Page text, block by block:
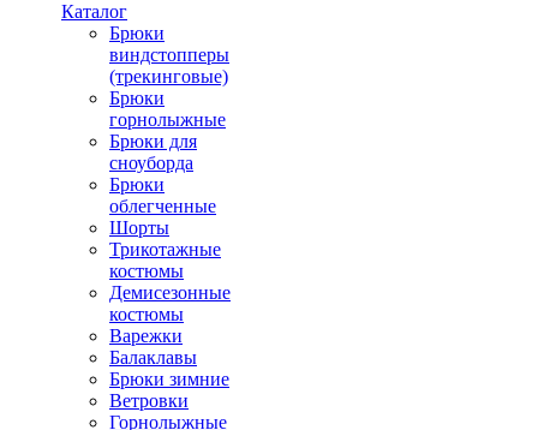
Каталог
Брюки
виндстопперы
(трекинговые)
Брюки
горнолыжные
Брюки для
сноуборда
Брюки
облегченные
Шорты
Трикотажные
костюмы
Демисезонные
костюмы
Варежки
Балаклавы
Брюки зимние
Ветровки
Горнолыжные